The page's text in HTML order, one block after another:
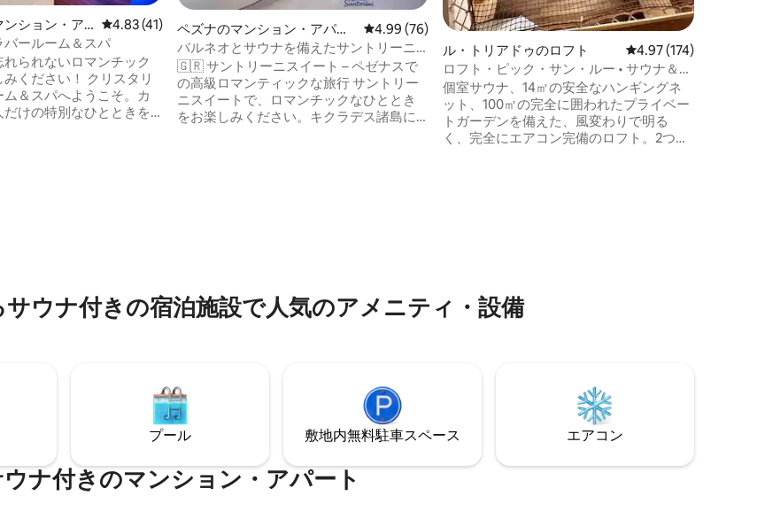
星の平均評価
ション・ア
レビュー41件、5つ星中4.83つ星の平均評価
4.83 (41)
バールーム＆スパ
られないロマンチック
い！ クリスタリ
ム＆スパへようこそ。カ
だけの特別なひとときを
ペズナのマンション・アパー
ト
レビュー76件、5つ星中4.99つ星の平均評価
4.99 (76)
バルネオとサウナを備えたサントリーニ
島のロマンティックスイート
🇬🇷 サントリーニスイート – ペゼナスで
の高級ロマンティックな旅行 サントリー
ニスイートで、ロマンチックなひととき
をお楽しみください。キクラデス諸島に
ル・トリアドゥのロフト レビュー174件、5つ
4.97 (174)
ロフト・ピック・サン・ルー • サウナ＆吊
り下げ式ベッド
個室サウナ、14㎡の安全なハンギングネ
ット、100㎡の完全に囲われたプライベー
トガーデンを備えた、風変わりで明る
く、完全にエアコン完備のロフト。2つの
ウナ付きの宿泊施設で人気のアメニティ・設備
プール 敷地内無料駐⁠車ス⁠ペ⁠ー⁠ス エアコン
ナ付きのマンション・アパート